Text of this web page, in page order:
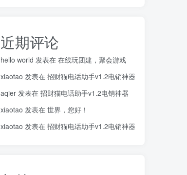
近期评论
hello world 发表在 在线玩团建，聚会游戏
xiaotao 发表在 招财猫电话助手v1.2电销神器
aqier 发表在 招财猫电话助手v1.2电销神器
xiaotao 发表在 世界，您好！
xiaotao 发表在 招财猫电话助手v1.2电销神器